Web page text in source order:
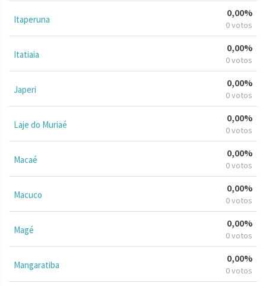
Itaperuna
0,00%
0 votos
Itatiaia
0,00%
0 votos
Japeri
0,00%
0 votos
Laje do Muriaé
0,00%
0 votos
Macaé
0,00%
0 votos
Macuco
0,00%
0 votos
Magé
0,00%
0 votos
Mangaratiba
0,00%
0 votos